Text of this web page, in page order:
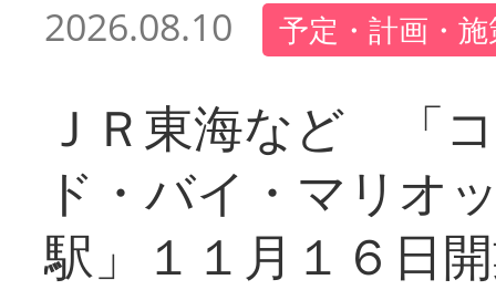
2026.08.10 予定・計画・
ＪＲ東海など 「
ド・バイ・マリオ
駅」１１月１６日